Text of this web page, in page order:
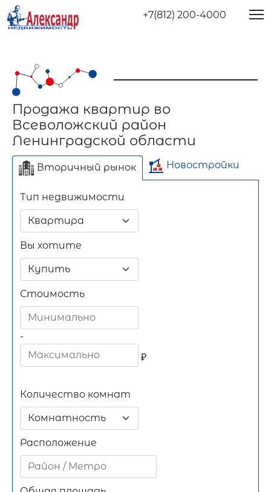
+7(812) 200-4000
Продажа квартир во
Всеволожский район
Ленинградской области
Вторичный рынок Новостройки
Тип недвижимости
Вы хотите
Стоимость
-
₽
Длительный срок
Количество комнат
Комнатность
Расположение
Отдельно стоящее
здание